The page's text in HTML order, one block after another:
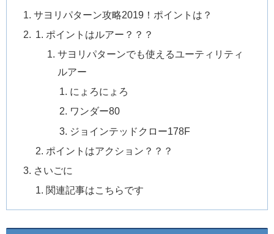
サヨリパターン攻略2019！ポイントは？
ポイントはルアー？？？
サヨリパターンでも使えるユーティリティ
ルアー
にょろにょろ
ワンダー80
ジョインテッドクロー178F
ポイントはアクション？？？
さいごに
関連記事はこちらです